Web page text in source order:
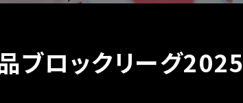
ブロックリーグ2025